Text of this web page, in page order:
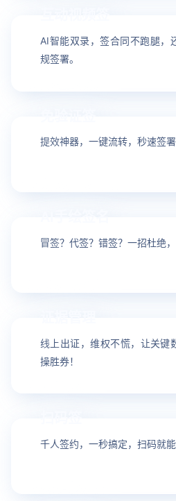
03
AI智能双录，签合同不跑腿，
规签署。
04
提效神器，一键流转，秒速签署
05
冒签？代签？错签？一招杜绝，
06
线上出证，维权不慌，让关键
操胜券！
07
千人签约，一秒搞定，扫码就能